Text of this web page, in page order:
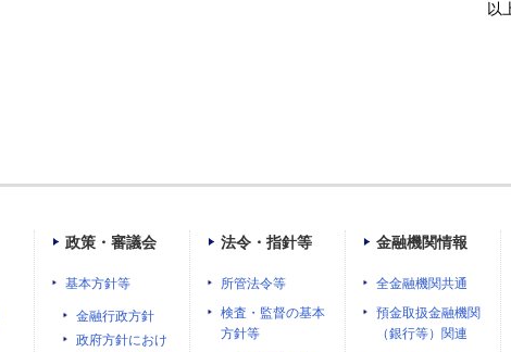
以
政策・審議会
基本方針等
金融行政方針
政府方針におけ
法令・指針等
所管法令等
検査・監督の基本
方針等
金融機関情報
全金融機関共通
預金取扱金融機関
（銀行等）関連